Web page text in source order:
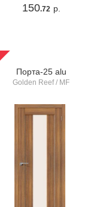
150.72 р.
Порта-25 alu
Golden Reef / MF